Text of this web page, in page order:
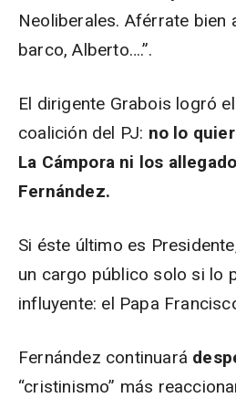
Neoliberales. Aférrate bien
barco, Alberto….”.
El dirigente Grabois logró
coalición del PJ: no lo
La Cámpora ni los
Fernández.
Si éste último es
un cargo público solo si lo
influyente: el Papa
Fernández continuará
“cristinismo” más